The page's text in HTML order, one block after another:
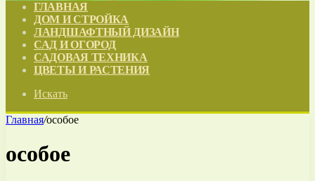
ГЛАВНАЯ
ДОМ И СТРОЙКА
ЛАНДШАФТНЫЙ ДИЗАЙН
САД И ОГОРОД
САДОВАЯ ТЕХНИКА
ЦВЕТЫ И РАСТЕНИЯ
Искать
Главная/особое
особое